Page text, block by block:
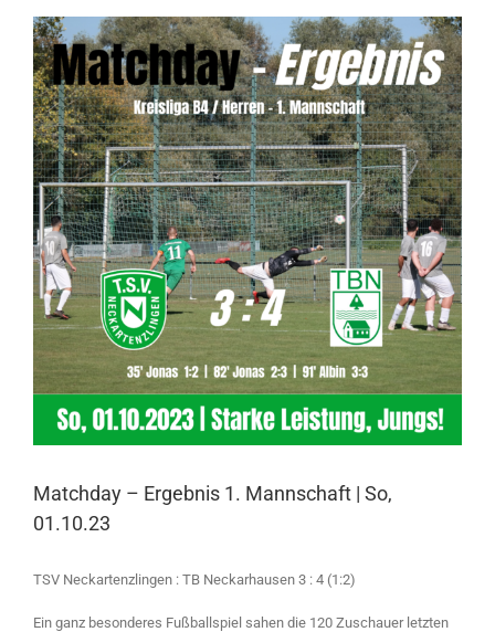
View
Larger
Image
Matchday – Ergebnis 1. Mannschaft | So,
01.10.23
TSV Neckartenzlingen : TB Neckarhausen 3 : 4 (1:2)
Ein ganz besonderes Fußballspiel sahen die 120 Zuschauer letzten